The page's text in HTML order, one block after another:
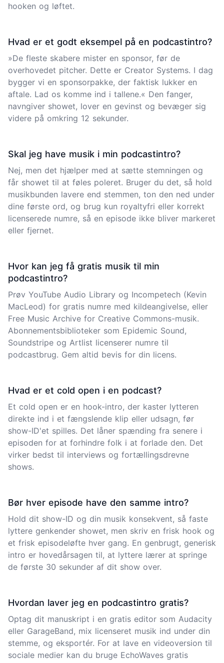
hooken og løftet.
Hvad er et godt eksempel på en podcastintro?
»De fleste skabere mister en sponsor, før de
overhovedet pitcher. Dette er Creator Systems. I dag
bygger vi en sponsorpakke, der faktisk lukker en
aftale. Lad os komme ind i tallene.« Den fanger,
navngiver showet, lover en gevinst og bevæger sig
videre på omkring 12 sekunder.
Skal jeg have musik i min podcastintro?
Nej, men det hjælper med at sætte stemningen og
får showet til at føles poleret. Bruger du det, så hold
musikbunden lavere end stemmen, ton den ned under
dine første ord, og brug kun royaltyfri eller korrekt
licenserede numre, så en episode ikke bliver markeret
eller fjernet.
Hvor kan jeg få gratis musik til min
podcastintro?
Prøv YouTube Audio Library og Incompetech (Kevin
MacLeod) for gratis numre med kildeangivelse, eller
Free Music Archive for Creative Commons-musik.
Abonnementsbiblioteker som Epidemic Sound,
Soundstripe og Artlist licenserer numre til
podcastbrug. Gem altid bevis for din licens.
Hvad er et cold open i en podcast?
Et cold open er en hook-intro, der kaster lytteren
direkte ind i et fængslende klip eller udsagn, før
show-ID'et spilles. Det låner spænding fra senere i
episoden for at forhindre folk i at forlade den. Det
virker bedst til interviews og fortællingsdrevne
shows.
Bør hver episode have den samme intro?
Hold dit show-ID og din musik konsekvent, så faste
lyttere genkender showet, men skriv en frisk hook og
et frisk episodeløfte hver gang. En genbrugt, generisk
intro er hovedårsagen til, at lyttere lærer at springe
de første 30 sekunder af dit show over.
Hvordan laver jeg en podcastintro gratis?
Optag dit manuskript i en gratis editor som Audacity
eller GarageBand, mix licenseret musik ind under din
stemme, og eksportér. For at lave en videoversion til
sociale medier kan du bruge EchoWaves gratis